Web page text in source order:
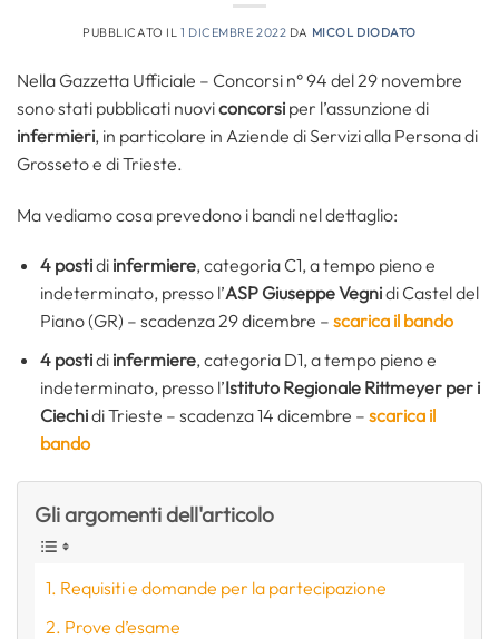
PUBBLICATO IL 1 DICEMBRE 2022 DA MICOL DIODATO
Nella Gazzetta Ufficiale – Concorsi n° 94 del 29 novembre
sono stati pubblicati nuoviconcorsi per l’assunzione di
infermieri, in particolare in Aziende di Servizi alla Persona di
Grosseto e di Trieste.
Ma vediamo cosa prevedono i bandi nel dettaglio:
4 postidi infermiere, categoria C1, a tempo pieno e
indeterminato, presso l’ASP Giuseppe Vegnidi Castel del
Piano (GR) – scadenza 29 dicembre – scarica il bando
4 postidi infermiere, categoria D1, a tempo pieno e
indeterminato, presso l’Istituto Regionale Rittmeyer per i
Ciechidi Trieste – scadenza 14 dicembre – scarica il
bando
Gli argomenti dell'articolo
Requisiti e domande per la partecipazione
Prove d’esame